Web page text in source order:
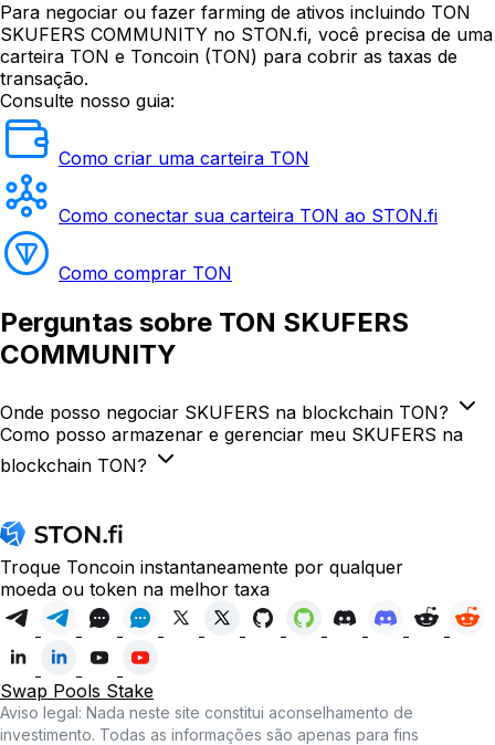
Para negociar ou fazer farming de ativos incluindo TON
SKUFERS COMMUNITY no STON.fi, você precisa de uma
carteira TON e Toncoin (TON) para cobrir as taxas de
transação.
Consulte nosso guia:
Como criar uma carteira TON
Como conectar sua carteira TON ao STON.fi
Como comprar TON
Perguntas sobre TON SKUFERS
COMMUNITY
Onde posso negociar SKUFERS na blockchain TON?
Como posso armazenar e gerenciar meu SKUFERS na
blockchain TON?
Troque Toncoin instantaneamente por qualquer
moeda ou token na melhor taxa
Swap Pools Stake
Aviso legal: Nada neste site constitui aconselhamento de
investimento. Todas as informações são apenas para fins